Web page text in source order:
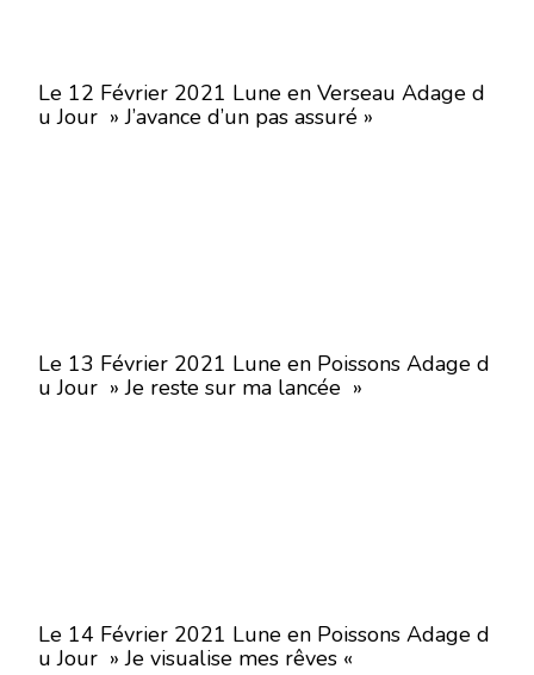
Le 12 Février 2021 Lune en Verseau Adage d
u Jour » J’avance d’un pas assuré »
Le 13 Février 2021 Lune en Poissons Adage d
u Jour » Je reste sur ma lancée »
Le 14 Février 2021 Lune en Poissons Adage d
u Jour » Je visualise mes rêves «